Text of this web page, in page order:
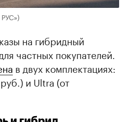
на гибридный
частных покупателей.
в двух комплектациях:
и Ultra (от